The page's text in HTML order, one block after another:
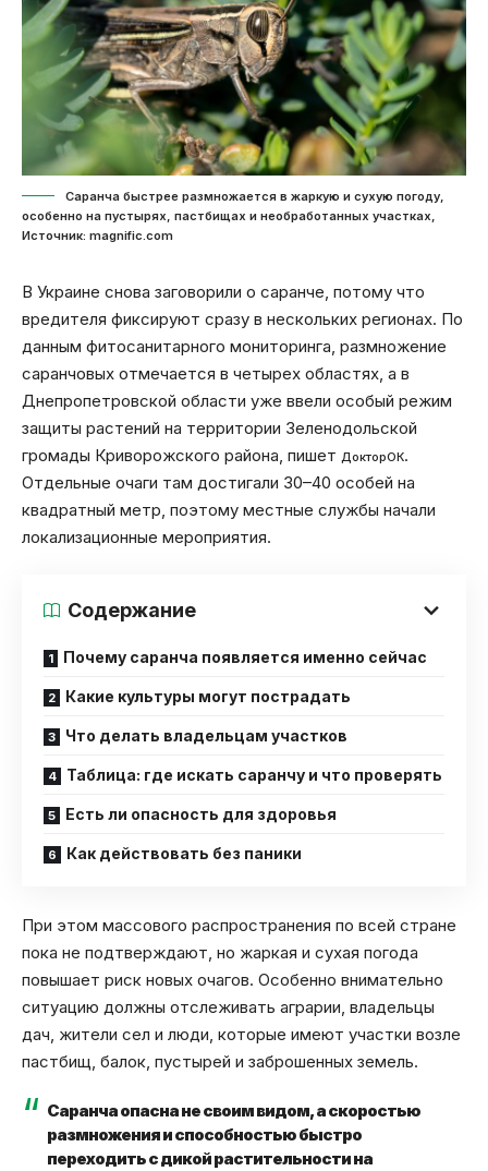
Саранча быстрее размножается в жаркую и сухую погоду,
особенно на пустырях, пастбищах и необработанных участках,
Источник: magnific.com
В Украине снова заговорили о саранче, потому что
вредителя фиксируют сразу в нескольких регионах. По
данным фитосанитарного мониторинга, размножение
саранчовых отмечается в четырех областях, а в
Днепропетровской области уже ввели особый режим
защиты растений на территории Зеленодольской
громады Криворожского района, пишет ДокторОК.
Отдельные очаги там достигали 30–40 особей на
квадратный метр, поэтому местные службы начали
локализационные мероприятия.
Содержание
Почему саранча появляется именно сейчас
Какие культуры могут пострадать
Что делать владельцам участков
Таблица: где искать саранчу и что проверять
Есть ли опасность для здоровья
Как действовать без паники
При этом массового распространения по всей стране
пока не подтверждают, но жаркая и сухая погода
повышает риск новых очагов. Особенно внимательно
ситуацию должны отслеживать аграрии, владельцы
дач, жители сел и люди, которые имеют участки возле
пастбищ, балок, пустырей и заброшенных земель.
Саранча опасна не своим видом, а скоростью
размножения и способностью быстро
переходить с дикой растительности на